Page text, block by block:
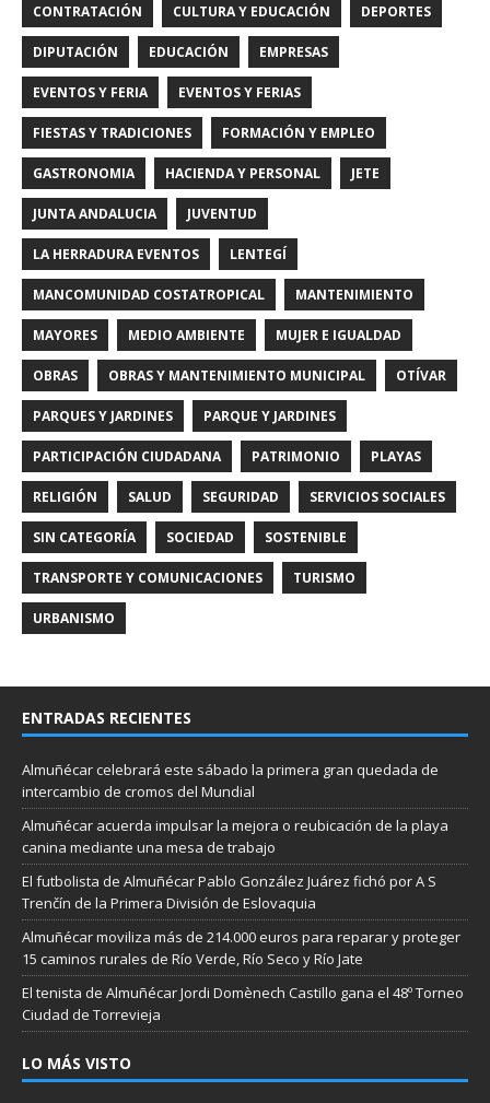
CONTRATACIÓN CULTURA Y EDUCACIÓN DEPORTES
DIPUTACIÓN EDUCACIÓN EMPRESAS
EVENTOS Y FERIA EVENTOS Y FERIAS
FIESTAS Y TRADICIONES FORMACIÓN Y EMPLEO
GASTRONOMIA HACIENDA Y PERSONAL JETE
JUNTA ANDALUCIA JUVENTUD
LA HERRADURA EVENTOS LENTEGÍ
MANCOMUNIDAD COSTATROPICAL MANTENIMIENTO
MAYORES MEDIO AMBIENTE MUJER E IGUALDAD
OBRAS OBRAS Y MANTENIMIENTO MUNICIPAL OTÍVAR
PARQUES Y JARDINES PARQUE Y JARDINES
PARTICIPACIÓN CIUDADANA PATRIMONIO PLAYAS
RELIGIÓN SALUD SEGURIDAD SERVICIOS SOCIALES
SIN CATEGORÍA SOCIEDAD SOSTENIBLE
TRANSPORTE Y COMUNICACIONES TURISMO
URBANISMO
ENTRADAS RECIENTES
Almuñécar celebrará este sábado la primera gran quedada de
intercambio de cromos del Mundial
Almuñécar acuerda impulsar la mejora o reubicación de la playa
canina mediante una mesa de trabajo
El futbolista de Almuñécar Pablo González Juárez fichó por A S
Trenčín de la Primera División de Eslovaquia
Almuñécar moviliza más de 214.000 euros para reparar y proteger
15 caminos rurales de Río Verde, Río Seco y Río Jate
El tenista de Almuñécar Jordi Domènech Castillo gana el 48º Torneo
Ciudad de Torrevieja
LO MÁS VISTO